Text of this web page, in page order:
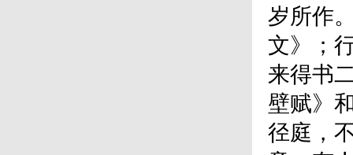
岁所作
文》；
来得书
壁赋》
径庭，